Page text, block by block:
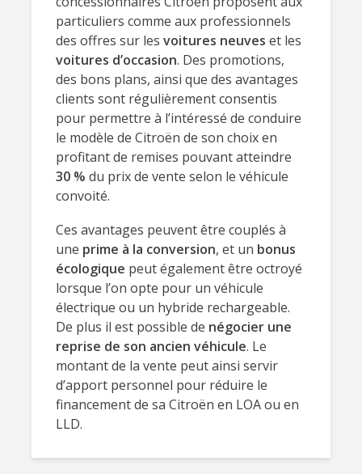
particuliers comme aux professionnels
des offres sur les voitures neuves et les
voitures d’occasion. Des promotions,
des bons plans, ainsi que des avantages
clients sont régulièrement consentis
pour permettre à l’intéressé de conduire
le modèle de Citroën de son choix en
profitant de remises pouvant atteindre
30 % du prix de vente selon le véhicule
convoité.
Ces avantages peuvent être couplés à
une prime à la conversion, et un bonus
écologique peut également être octroyé
lorsque l’on opte pour un véhicule
électrique ou un hybride rechargeable.
De plus il est possible de négocier une
reprise de son ancien véhicule. Le
montant de la vente peut ainsi servir
d’apport personnel pour réduire le
financement de sa Citroën en LOA ou en
LLD.